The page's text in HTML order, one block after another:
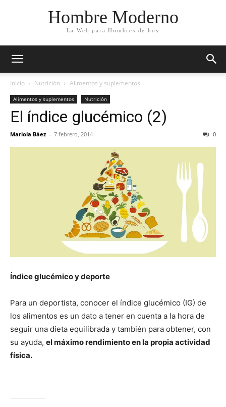
Hombre Moderno
La Web para Hombres de hoy
Inicio Nutrición Alimentos y suplementos
Alimentos y suplementos Nutrición
El índice glucémico (2)
Mariola Báez - 7 febrero, 2014 0
Índice glucémico y deporte
Para un deportista, conocer el índice glucémico (IG) de
los alimentos es un dato a tener en cuenta a la hora de
seguir una dieta equilibrada y también para obtener, con
su ayuda, el máximo rendimiento en la propia actividad
física.